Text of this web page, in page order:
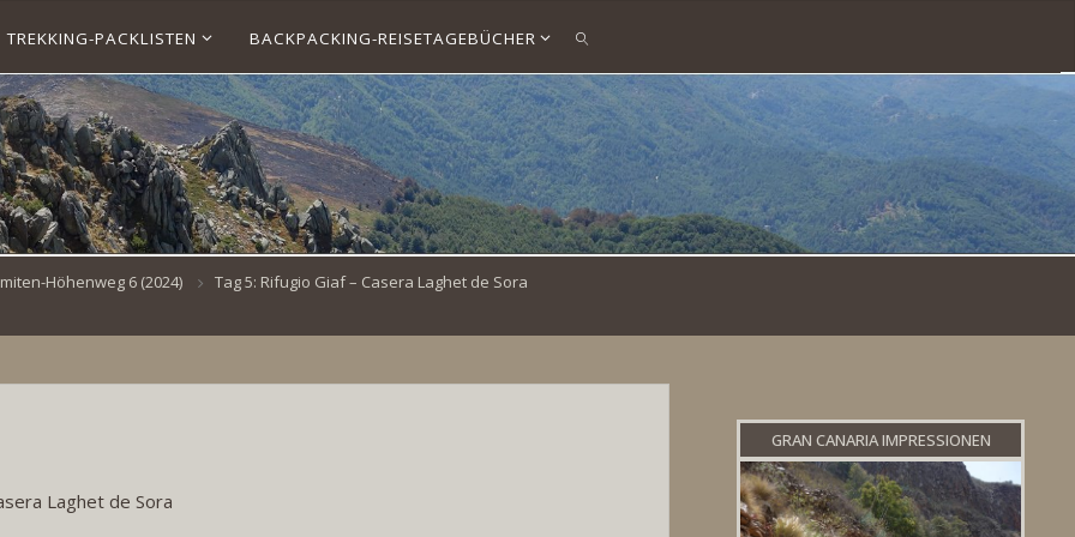
TREKKING-PACKLISTEN BACKPACKING-REISETAGEBÜCHER
SEARCH
Höhenweg 6 (2024)
Tag 5: Rifugio Giaf – Casera Laghet de Sora
Laghet de Sora
GRAN CANARIA IMPRESSIONEN